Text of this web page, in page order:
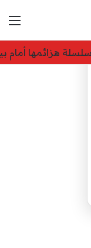
هزائمها أمام